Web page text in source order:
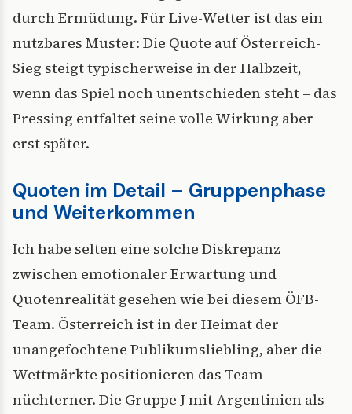
durch Ermüdung. Für Live-Wetter ist das ein
nutzbares Muster: Die Quote auf Österreich-
Sieg steigt typischerweise in der Halbzeit,
wenn das Spiel noch unentschieden steht – das
Pressing entfaltet seine volle Wirkung aber
erst später.
Quoten im Detail – Gruppenphase
und Weiterkommen
Ich habe selten eine solche Diskrepanz
zwischen emotionaler Erwartung und
Quotenrealität gesehen wie bei diesem ÖFB-
Team. Österreich ist in der Heimat der
unangefochtene Publikumsliebling, aber die
Wettmärkte positionieren das Team
nüchterner. Die Gruppe J mit Argentinien als